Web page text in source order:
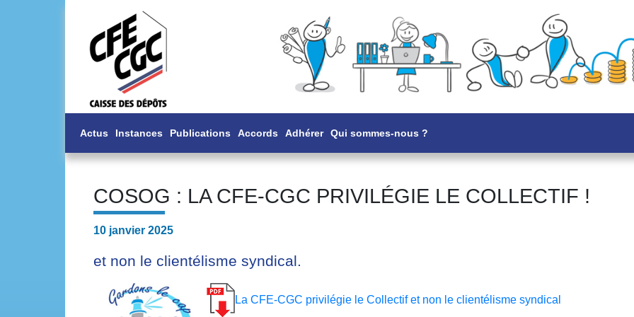
Actus Instances Publications Accords Adhérer Qui sommes-nous ?
COSOG : LA CFE-CGC PRIVILÉGIE LE COLLECTIF !
10 janvier 2025
et non le clientélisme syndical.
La CFE-CGC privilégie le Collectif et non le clientélisme syndical